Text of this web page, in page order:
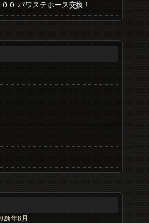
０ パワステホース交換！
年8月